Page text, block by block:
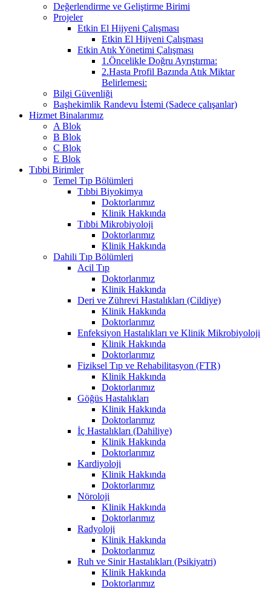
Değerlendirme ve Geliştirme Birimi
Projeler
Etkin El Hijyeni Çalışması
Etkin El Hijyeni Çalışması
Etkin Atık Yönetimi Çalışması
1.Öncelikle Doğru Ayrıştırma:
2.Hasta Profil Bazında Atık Miktar
Belirlemesi:
Bilgi Güvenliği
Başhekimlik Randevu İstemi (Sadece çalışanlar)
Hizmet Binalarımız
A Blok
B Blok
C Blok
E Blok
Tıbbi Birimler
Temel Tıp Bölümleri
Tıbbi Biyokimya
Doktorlarımız
Klinik Hakkında
Tıbbi Mikrobiyoloji
Doktorlarımız
Klinik Hakkında
Dahili Tıp Bölümleri
Acil Tıp
Doktorlarımız
Klinik Hakkında
Deri ve Zührevi Hastalıkları (Cildiye)
Klinik Hakkında
Doktorlarımız
Enfeksiyon Hastalıkları ve Klinik Mikrobiyoloji
Klinik Hakkında
Doktorlarımız
Fiziksel Tıp ve Rehabilitasyon (FTR)
Klinik Hakkında
Doktorlarımız
Göğüs Hastalıkları
Klinik Hakkında
Doktorlarımız
İç Hastalıkları (Dahiliye)
Klinik Hakkında
Doktorlarımız
Kardiyoloji
Klinik Hakkında
Doktorlarımız
Nöroloji
Klinik Hakkında
Doktorlarımız
Radyoloji
Klinik Hakkında
Doktorlarımız
Ruh ve Sinir Hastalıkları (Psikiyatri)
Klinik Hakkında
Doktorlarımız